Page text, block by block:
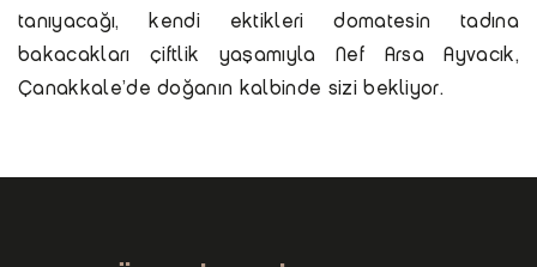
tanıyacağı, kendi ektikleri domatesin tadına
bakacakları çiftlik yaşamıyla Nef Arsa Ayvacık,
Çanakkale’de doğanın kalbinde sizi bekliyor.